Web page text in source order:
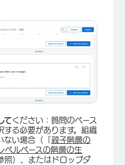
てください：質問のベース
する必要があります。組織
ない場合（「 親子階層の
レベルベースの階層の生
照）、またはドロップダ